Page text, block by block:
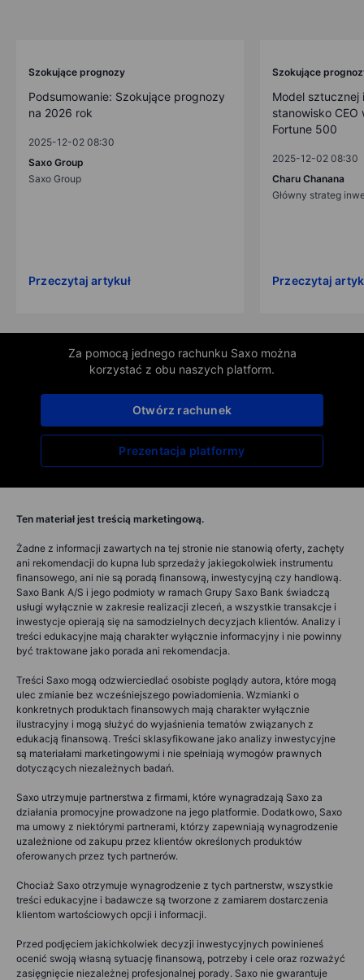
Szokujące prognozy
Podsumowanie: Szokujące prognozy
na 2026 rok
2025-12-02 08:30
Saxo Group
Saxo Group
Przeczytaj artykuł
Szokujące
Model sztucznej
stanowisko CEO
Fortune 500
2025-12-02 08:30
Charu Chanana
Główny strateg
Przeczytaj
Za pomocą jednego rachunku Saxo można
korzystać z obu naszych platform.
Prezentacja platformy
Otwórz rachunek
Ten materiał jest treścią marketingową.
Żadne z informacji zawartych na tej stronie nie stanowią oferty, zachęty
ani rekomendacji do kupna lub sprzedaży jakiegokolwiek instrumentu
finansowego, ani nie są poradą finansową, inwestycyjną czy handlową.
Saxo Bank A/S i jego podmioty w ramach Grupy Saxo Bank świadczą
usługi wyłącznie w zakresie realizacji zleceń, a wszystkie transakcje i
inwestycje opierają się na samodzielnych decyzjach klientów. Analizy i
treści edukacyjne mają charakter wyłącznie informacyjny i nie powinny
być traktowane jako porada ani rekomendacja.
Treści Saxo mogą odzwierciedlać osobiste poglądy autora, które mogą
ulec zmianie bez wcześniejszego powiadomienia. Wzmianki o
konkretnych produktach finansowych mają charakter wyłącznie
ilustracyjny i mogą służyć do wyjaśnienia tematów związanych z
edukacją finansową. Treści sklasyfikowane jako analizy inwestycyjne
są materiałami marketingowymi i nie spełniają wymogów prawnych
dotyczących niezależnych badań.
Saxo utrzymuje partnerstwa z firmami, które wynagradzają Saxo za
działania promocyjne prowadzone na jego platformie. Dodatkowo, Saxo
ma umowy z niektórymi partnerami, którzy zapewniają wynagrodzenie
uzależnione od zakupu przez klientów określonych produktów
oferowanych przez tych partnerów.
Chociaż Saxo otrzymuje wynagrodzenie z tych partnerstw, wszystkie
treści edukacyjne i badawcze są tworzone z zamiarem dostarczenia
klientom wartościowych opcji i informacji.
Przed podjęciem jakichkolwiek decyzji inwestycyjnych powinieneś
ocenić swoją własną sytuację finansową, potrzeby i cele oraz rozważyć
zasięgnięcie niezależnej profesjonalnej porady. Saxo nie gwarantuje